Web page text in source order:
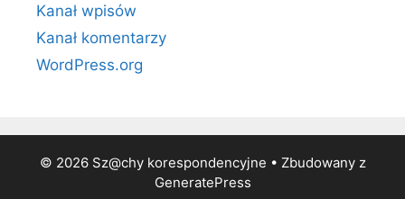
Kanał wpisów
Kanał komentarzy
WordPress.org
© 2026 Sz@chy korespondencyjne • Zbudowany z
GeneratePress